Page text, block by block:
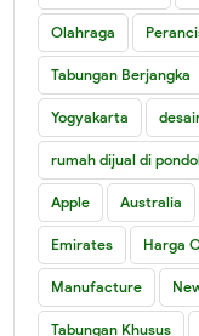
Olahraga
Tabungan Berjangka
Yogyakarta
rumah dijual di
Apple Australia
Emirates Harga
Manufacture
Tabungan Khusus